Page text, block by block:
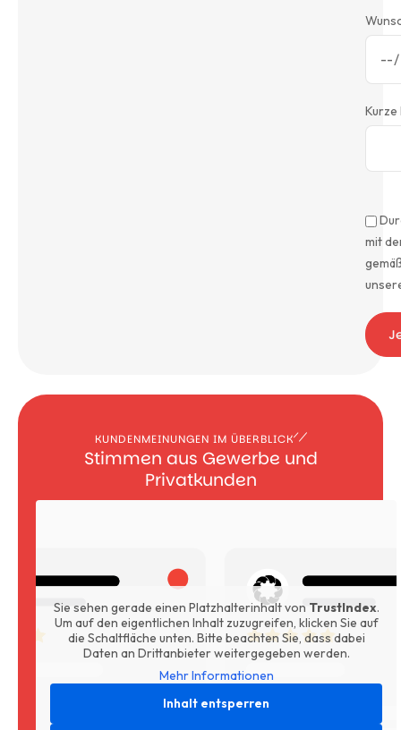
mit
KUNDENMEINUNGEN IM ÜBERBLICK
Stimmen aus Gewerbe und
Privatkunden
Sie sehen gerade einen Platzhalterinhalt von TrustIndex.
Um auf den eigentlichen Inhalt zuzugreifen, klicken Sie auf
die Schaltfläche unten. Bitte beachten Sie, dass dabei
Daten an Drittanbieter weitergegeben werden.
Mehr Informationen
Inhalt entsperren